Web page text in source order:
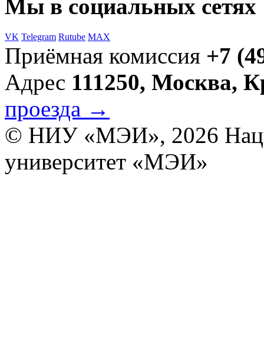
Мы в социальных сетях
VK Telegram Rutube MAX
Приёмная комиссия +7
Адрес 111250, Москва,
проезда →
© НИУ «МЭИ», 2026
университет «МЭИ»